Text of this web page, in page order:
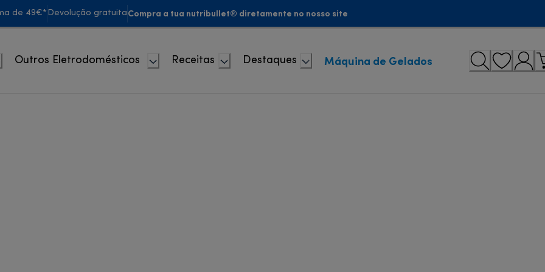
de 49€* Devolução gratuita Compra a tua nutribullet® diretamente no nosso site
Outros Eletrodomésticos Receitas Destaques Máquina de Gelados